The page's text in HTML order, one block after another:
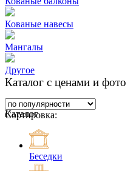
Кованые навесы
Мангалы
Другое
Каталог с ценами и фото
Сортировка:
Каталог
Беседки